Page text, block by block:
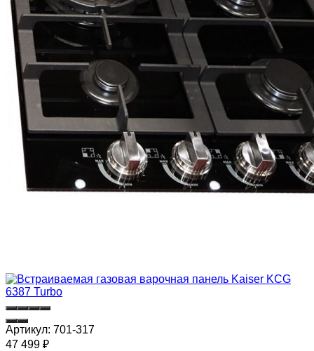
Артикул: 701-317
47 499 ₽